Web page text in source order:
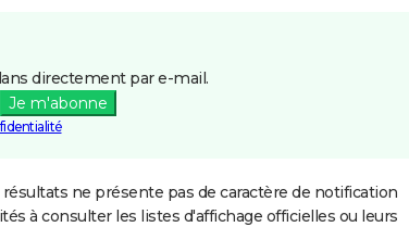
directement par e-mail.
Je m'abonne
ne présente pas de caractère de notification
à consulter les listes d'affichage officielles ou leurs